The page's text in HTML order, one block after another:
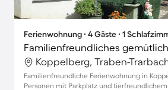
Ferienwohnung ∙ 4 Gäste ∙ 1
Familienfreundliche Ferienwohnung in
Personen mit Parkplatz und